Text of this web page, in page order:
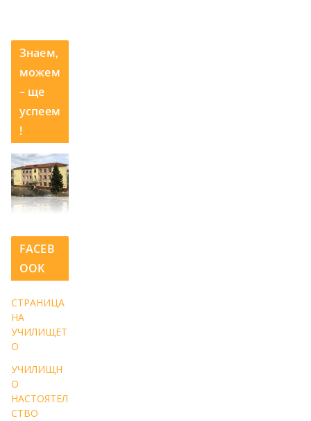
Знаем,
можем
– ще
успеем
!
FACEB
OOK
СТРАНИЦА
НА
УЧИЛИЩЕТ
О
УЧИЛИЩН
О
НАСТОЯТЕЛ
СТВО